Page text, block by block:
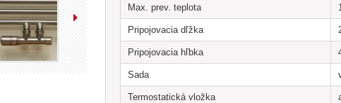
Max. prev. teplota
Pripojovacia dľžka
Pripojovacia hľbka
Sada
Termostatická vložka